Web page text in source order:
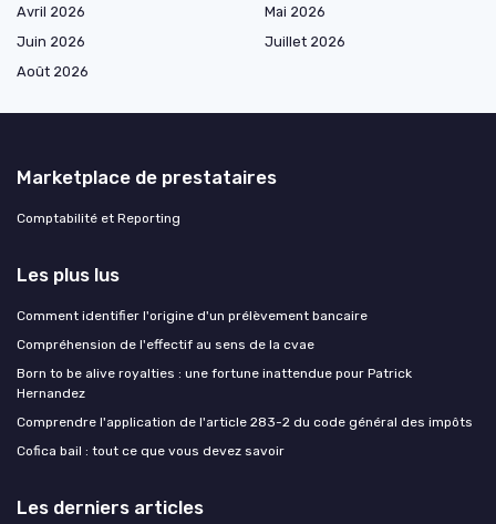
Avril 2026
Mai 2026
Juin 2026
Juillet 2026
Août 2026
Marketplace de prestataires
Comptabilité et Reporting
Les plus lus
Comment identifier l'origine d'un prélèvement bancaire
Compréhension de l'effectif au sens de la cvae
Born to be alive royalties : une fortune inattendue pour Patrick
Hernandez
Comprendre l'application de l'article 283-2 du code général des impôts
Cofica bail : tout ce que vous devez savoir
Les derniers articles